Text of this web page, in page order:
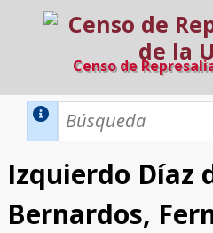
Censo de
Inicio
Filtros A-Z
Izquierdo Díaz
Bernardos,